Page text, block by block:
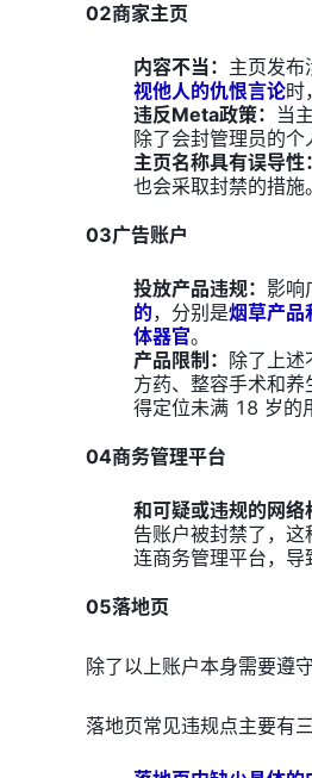
02商家主页
内容不当： 主页发布
视他人的仇恨言论时
违反Meta政策： 当
除了会封管理员的个
主页名称具有误导性：
也会采取封禁的措施。
03广告账户
投放产品违规： 影响
的，分别是烟草产品
体器官。
产品限制： 除了上
方药、整容手术和
得定位未满 18 岁的
04商务管理平台
和可疑或违规的网络
告账户被封禁了，
连商务管理平台，导
05落地页
除了以上账户本身需要遵
落地页常见违规点主要有三